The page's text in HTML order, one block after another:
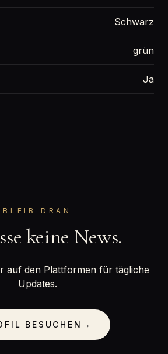
Schwarz
grün
Ja
BLEIB DRAN
keine News.
auf den Plattformen für tägliche
Updates.
BESUCHEN →